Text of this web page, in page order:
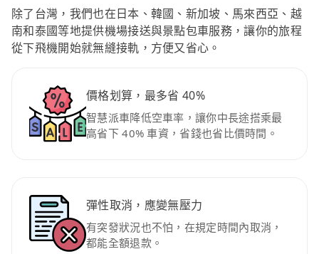
除了台灣，我們也在日本、韓國、新加坡、馬來西亞、越
南和泰國等地提供機場接送與景點包車服務，讓你的旅程
從下飛機開始就無縫接軌，方便又省心。
價格划算，最多省 40%
智慧派車降低空車率，讓你中長途搭乘最
高省下 40% 車資，省錢也省比價時間。
彈性取消，應變無壓力
有突發狀況也不怕，在規定時間內取消，
都能全額退款。